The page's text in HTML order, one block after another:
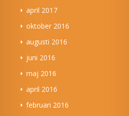
april 2017
oktober 2016
augusti 2016
juni 2016
maj 2016
april 2016
februari 2016